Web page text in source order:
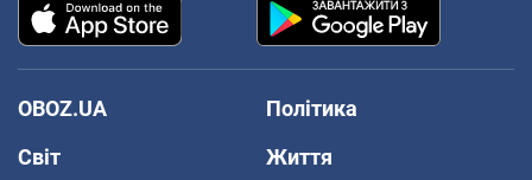
OBOZ.UA
Політика
Світ
Життя